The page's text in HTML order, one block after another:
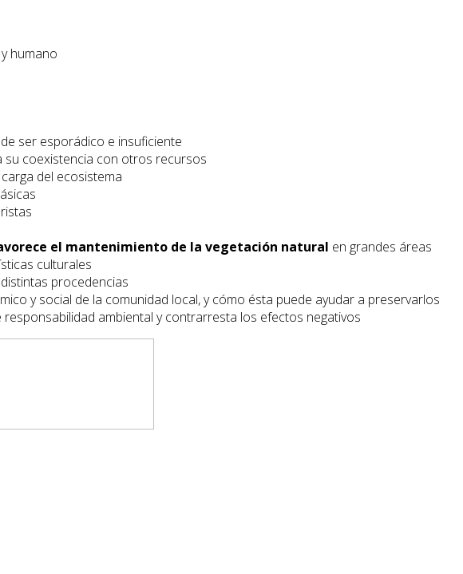
humano
ser esporádico e insuficiente
coexistencia con otros recursos
del ecosistema
el mantenimiento de la vegetación natural en grandes áreas
culturales
procedencias
y social de la comunidad local, y cómo ésta puede ayudar a preservarlos
ambiental y contrarresta los efectos negativos